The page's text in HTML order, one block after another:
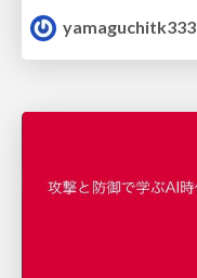
yamaguchitk333